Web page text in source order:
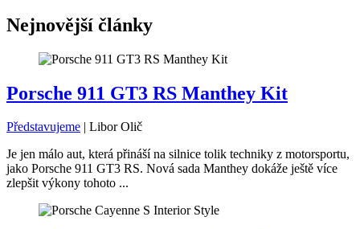
Nejnovější články
Porsche 911 GT3 RS Manthey Kit
Představujeme | Libor Olič
Je jen málo aut, která přináší na silnice tolik techniky z motorsportu,
jako Porsche 911 GT3 RS. Nová sada Manthey dokáže ještě více
zlepšit výkony tohoto ...